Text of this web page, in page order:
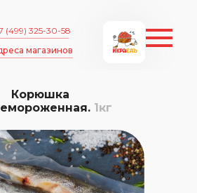
(499) 325-30-58
магазинов
Корюшка
1кг